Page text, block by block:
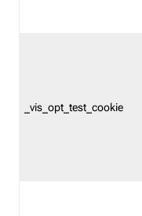
_vis_opt_test_cookie